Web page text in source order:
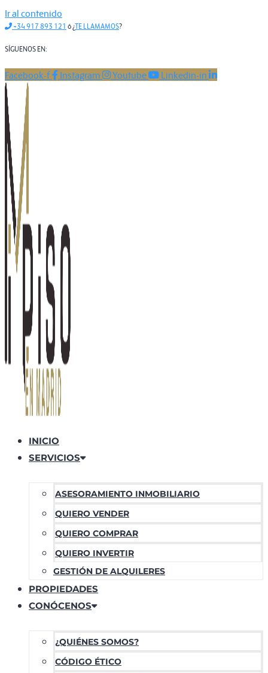
Ir al contenido
+34 917 893 121 ó ¿TE LLAMAMOS?
SÍGUENOS EN:
Facebook-f Instagram Youtube Linkedin-in
INICIO
SERVICIOS
ASESORAMIENTO INMOBILIARIO
QUIERO VENDER
QUIERO COMPRAR
QUIERO INVERTIR
GESTIÓN DE ALQUILERES
PROPIEDADES
CONÓCENOS
¿QUIÉNES SOMOS?
CÓDIGO ÉTICO